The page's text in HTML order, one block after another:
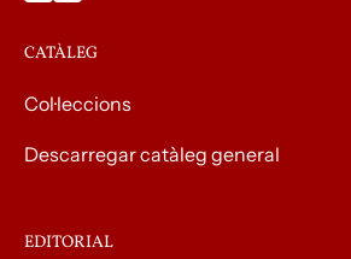
CATÀLEG
Col·leccions
Descarregar catàleg general
EDITORIAL